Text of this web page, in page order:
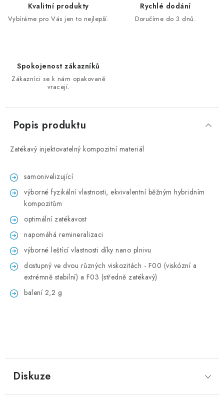
Kvalitní produkty
Vybíráme pro Vás jen to nejlepší.
Rychlé dodání
Doručíme do 3 dnů.
Spokojenost zákazníků
Zákazníci se k nám opakovaně
vracejí.
Popis produktu
Zatékavý injektovatelný kompozitní materiál
samonivelizující
výborné fyzikální vlastnosti, ekvivalentní běžným hybridním
kompozitům
optimální zatékavost
napomáhá remineralizaci
výborné leštící vlastnosti díky nano plnivu
dostupný ve dvou různých viskozitách - F00 (viskózní a
extrémně stabilní) a F03 (středně zatékavý)
balení 2,2 g
Diskuze